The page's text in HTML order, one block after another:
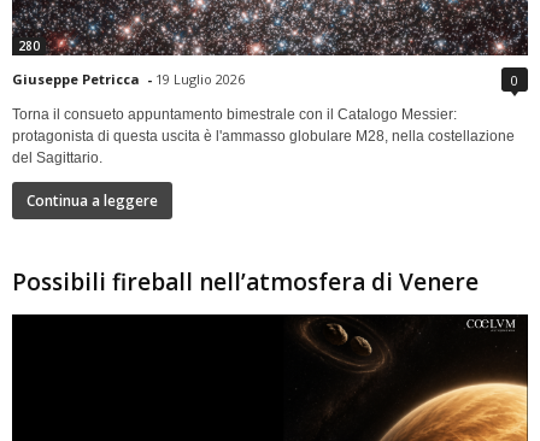
280
Giuseppe Petricca - 19 Luglio 2026 0
Torna il consueto appuntamento bimestrale con il Catalogo Messier:
protagonista di questa uscita è l'ammasso globulare M28, nella costellazione
del Sagittario.
Continua a leggere
Possibili fireball nell’atmosfera di Venere